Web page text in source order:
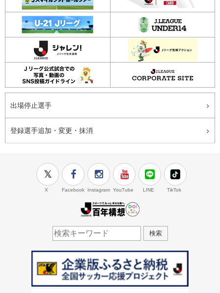
出場停止選手
登録選手追加・変更・抹消
X Facebook Instagram YouTube LINE TikTok
検索